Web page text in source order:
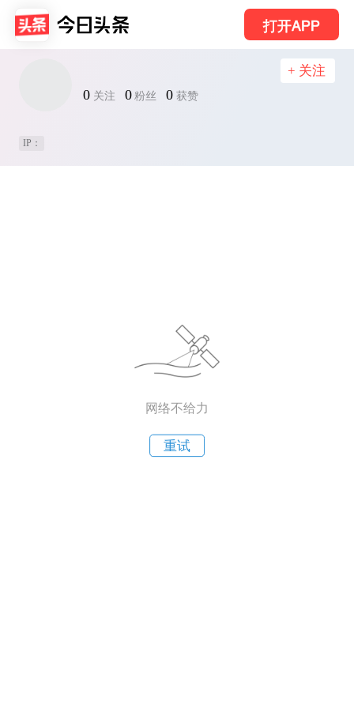
打开APP
0 关注 0 粉丝 0 获赞
+ 关注
IP：
网络不给力
重试